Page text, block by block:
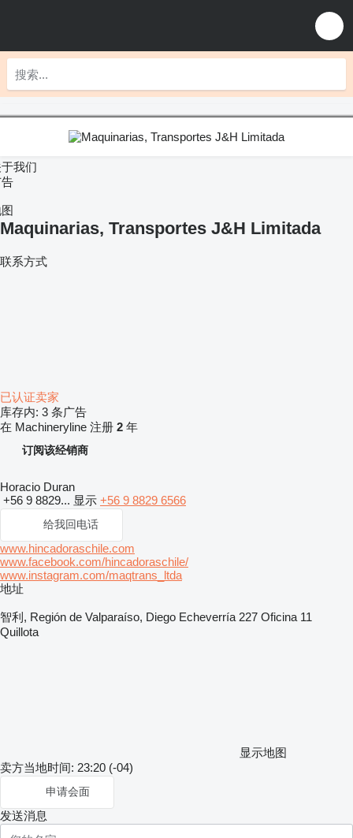
我们
Maquinarias, Transportes J&H Limitada
联系方式
已认证卖家
库存内: 3 条广告
在 Machineryline 注册 2 年
订阅该经销商
Horacio Duran
+56 9 8829... 显示 +56 9 8829 6566
给我回电话
www.hincadoraschile.com
www.facebook.com/hincadoraschile/
www.instagram.com/maqtrans_ltda
地址
智利, Región de Valparaíso, Diego Echeverría 227 Oficina 11
Quillota
显示地图
卖方当地时间: 23:20 (-04)
申请会面
发送消息